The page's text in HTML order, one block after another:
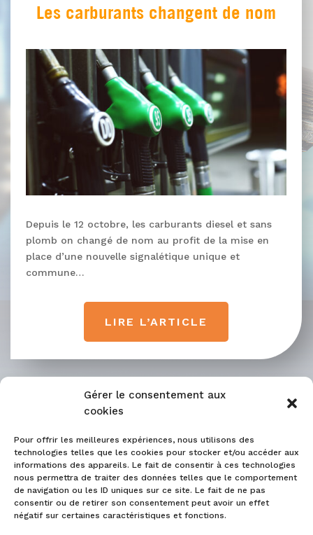
Gérer le consentement aux
cookies
Pour offrir les meilleures expériences, nous utilisons des
technologies telles que les cookies pour stocker et/ou accéder aux
informations des appareils. Le fait de consentir à ces technologies
nous permettra de traiter des données telles que le comportement
de navigation ou les ID uniques sur ce site. Le fait de ne pas
consentir ou de retirer son consentement peut avoir un effet
négatif sur certaines caractéristiques et fonctions.
Les carburants changent de nom
Depuis le 12 octobre, les carburants diesel et sans
plomb on changé de nom au profit de la mise en
place d’une nouvelle signalétique unique et
commune…
LIRE L’ARTICLE